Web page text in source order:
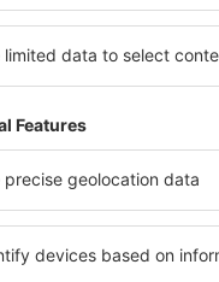
Little Silver?
in Little Silver è
ampio database con una
quello che stai
seleziona il luogo,
il numero degli ospiti
ti mostreranno gli
facilmente
modalità di pagamento